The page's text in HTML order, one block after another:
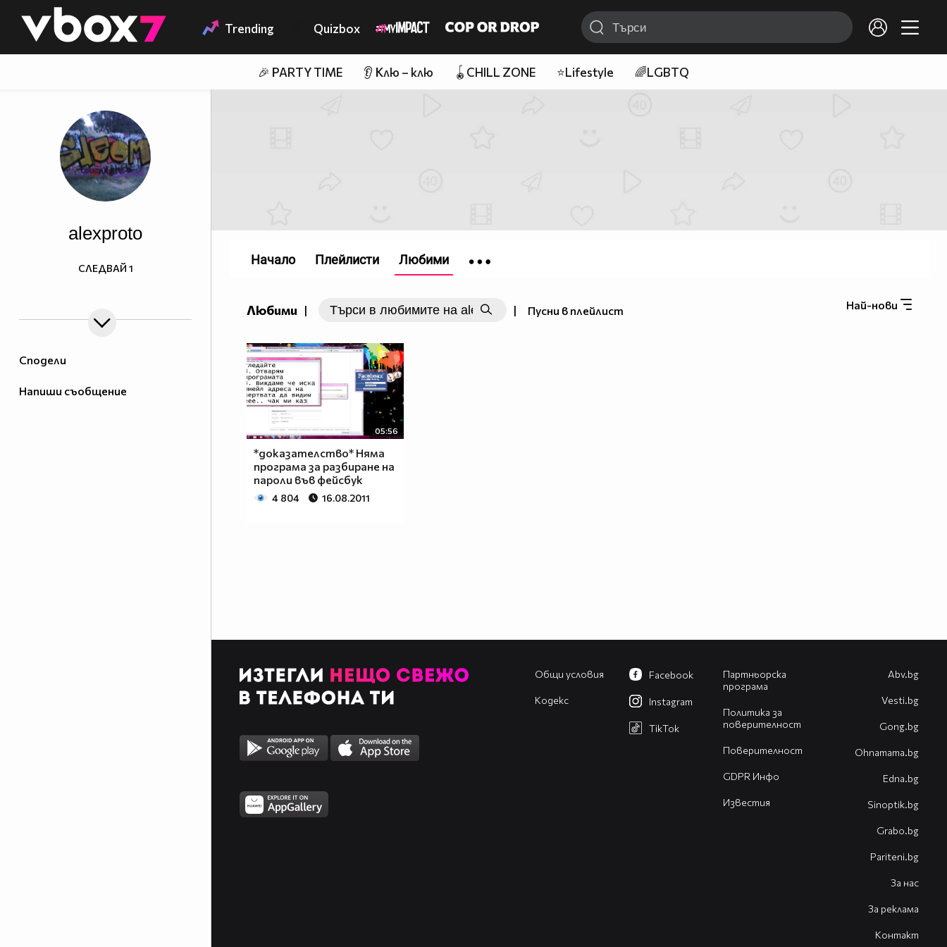
👾 Trending Quizbox
🎉 PARTY TIME 👂 Клю – клю 🪀CHILL ZONE ⭐Lifestyle 🌈LGBTQ
Сподели
Напиши съобщение
alexproto
СЛЕДВАЙ 1
Любими | | Пусни в плейлист Най-нови
05:56
*доказателство* Няма
програма за разбиране на
пароли във фейсбук
4 804 16.08.2011
Начало Плейлисти Любими
Общи условия
Кодекс
Партньорска
програма
Политика за
поверителност
Поверителност
GDPR Инфо
Известия
Facebook
Instagram
TikTok
Abv.bg
Vesti.bg
Gong.bg
Оhnamama.bg
Edna.bg
Sinoptik.bg
Grabo.bg
Pariteni.bg
За нас
За реклама
Контакт